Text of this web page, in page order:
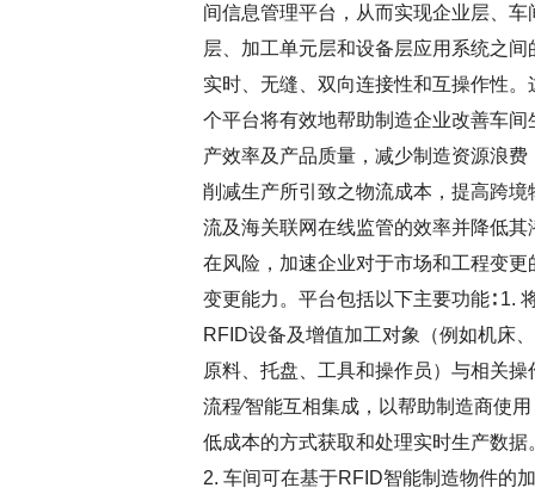
间信息管理平台，从而实现企业层、车
层、加工单元层和设备层应用系统之间
实时、无缝、双向连接性和互操作性。
个平台将有效地帮助制造企业改善车间
产效率及产品质量，减少制造资源浪费
削减生产所引致之物流成本，提高跨境
流及海关联网在线监管的效率并降低其
在风险，加速企业对于市场和工程变更
变更能力。平台包括以下主要功能∶ 1.
RFID设备及增值加工对象（例如机床、
原料、托盘、工具和操作员）与相关操
流程∕智能互相集成，以帮助制造商使用
低成本的方式获取和处理实时生产数据
2. 车间可在基于RFID智能制造物件的加